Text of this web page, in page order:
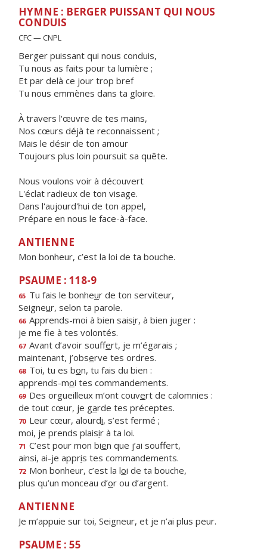
HYMNE : BERGER PUISSANT QUI NOUS
CONDUIS
CFC — CNPL
Berger puissant qui nous conduis,
Tu nous as faits pour ta lumière ;
Et par delà ce jour trop bref
Tu nous emmènes dans ta gloire.
À travers l'œuvre de tes mains,
Nos cœurs déjà te reconnaissent ;
Mais le désir de ton amour
Toujours plus loin poursuit sa quête.
Nous voulons voir à découvert
L'éclat radieux de ton visage.
Dans l'aujourd'hui de ton appel,
Prépare en nous le face-à-face.
ANTIENNE
Mon bonheur, c’est la loi de ta bouche.
PSAUME : 118-9
65 Tu fais le bonheur de ton serviteur,
Seigneur, selon ta parole.
66 Apprends-moi à bien saisir, à bien juger :
je me fe à tes volontés.
67 Avant d’avoir souffert, je m’égarais ;
maintenant, j’observe tes ordres.
68 Toi, tu es bon, tu fais du bien :
apprends-moi tes commandements.
69 Des orgueilleux m’ont couvert de calomnies :
de tout cœur, je garde tes préceptes.
70 Leur cœur, alourdi, s’est fermé ;
moi, je prends plaisir à ta loi.
71 C’est pour mon bien que j’ai souffert,
ainsi, ai-je appris tes commandements.
72 Mon bonheur, c’est la loi de ta bouche,
plus qu’un monceau d’or ou d’argent.
ANTIENNE
Je m’appuie sur toi, Seigneur, et je n’ai plus peur.
PSAUME : 55